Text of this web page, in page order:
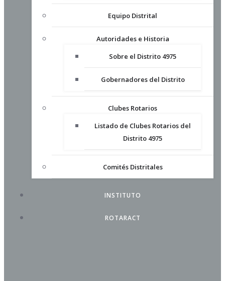
Equipo Distrital
Autoridades e Historia
Sobre el Distrito 4975
Gobernadores del Distrito
Clubes Rotarios
Listado de Clubes Rotarios del
Distrito 4975
Comités Distritales
INSTITUTO
ROTARACT